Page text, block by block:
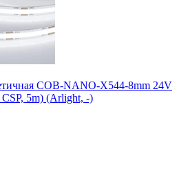
COB-NANO-X544-8mm 24V
5m) (Arlight, -)